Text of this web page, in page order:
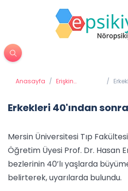
Anasayfa / Erişkin
/
Erkekleri 40'ından
Mersin Üniversitesi Tıp
Öğretim Üyesi Prof. Dr. Hasan
bezlerinin 40’lı yaşlarda
belirterek, uyarılarda bulundu.